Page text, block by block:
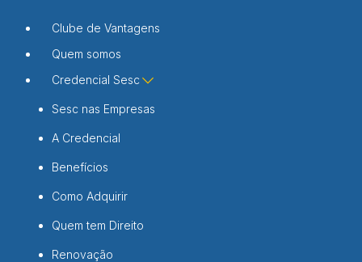
Clube de Vantagens
Quem somos
Credencial Sesc
Sesc nas Empresas
A Credencial
Benefícios
Como Adquirir
Quem tem Direito
Renovação